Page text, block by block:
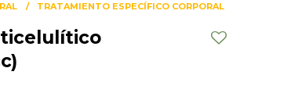
TRATAMIENTO ESPECÍFICO CORPORAL